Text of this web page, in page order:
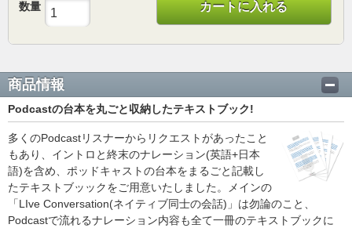
数量 カートに入れる
商品情報
Podcastの台本を丸ごと収納したテキストブック!
多くのPodcastリスナーからリクエストがあったこと
もあり、イントロと終末のナレーション(英語+日本
語)を含め、ポッドキャストの台本をまるごと記載し
たテキストブッックをご用意いたしました。メインの
「LIve Conversation(ネイティブ同士の会話)」は勿論のこと、
Podcastで流れるナレーション内容も全て一冊のテキストブックに